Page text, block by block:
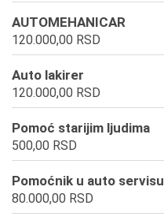
AUTOMEHANICAR
120.000,00 RSD
Auto lakirer
120.000,00 RSD
Pomoć starijim ljudima
500,00 RSD
Pomoćnik u auto servisu
80.000,00 RSD